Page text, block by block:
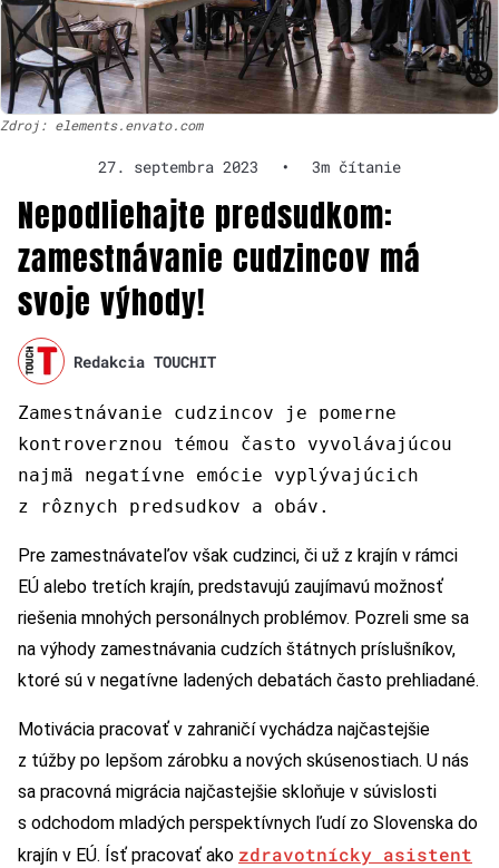
Zdroj: elements.envato.com
27. septembra 2023 • 3m čítanie
Nepodliehajte predsudkom:
zamestnávanie cudzincov má
svoje výhody!
Redakcia TOUCHIT
Zamestnávanie cudzincov je pomerne
kontroverznou témou často vyvolávajúcou
najmä negatívne emócie vyplývajúcich
z rôznych predsudkov a obáv.
Pre zamestnávateľov však cudzinci, či už z krajín v rámci
EÚ alebo tretích krajín, predstavujú zaujímavú možnosť
riešenia mnohých personálnych problémov. Pozreli sme sa
na výhody zamestnávania cudzích štátnych príslušníkov,
ktoré sú v negatívne ladených debatách často prehliadané.
Motivácia pracovať v zahraničí vychádza najčastejšie
z túžby po lepšom zárobku a nových skúsenostiach. U nás
sa pracovná migrácia najčastejšie skloňuje v súvislosti
s odchodom mladých perspektívnych ľudí zo Slovenska do
krajín v EÚ. Ísť pracovať ako zdravotnícky asistent